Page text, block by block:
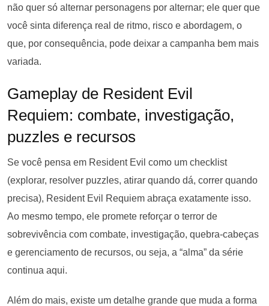
não quer só alternar personagens por alternar; ele quer que
você sinta diferença real de ritmo, risco e abordagem, o
que, por consequência, pode deixar a campanha bem mais
variada.
Gameplay de Resident Evil
Requiem: combate, investigação,
puzzles e recursos
Se você pensa em Resident Evil como um checklist
(explorar, resolver puzzles, atirar quando dá, correr quando
precisa), Resident Evil Requiem abraça exatamente isso.
Ao mesmo tempo, ele promete reforçar o terror de
sobrevivência com combate, investigação, quebra-cabeças
e gerenciamento de recursos, ou seja, a “alma” da série
continua aqui.
Além do mais, existe um detalhe grande que muda a forma